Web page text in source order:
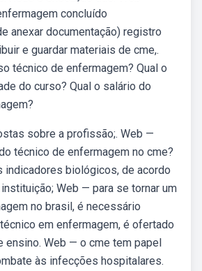
concluído
anexar documentação) registro
e guardar materiais de cme,.
técnico de enfermagem? Qual o
do curso? Qual o salário do
sobre a profissão;. Web —
técnico de enfermagem no cme?
indicadores biológicos, de acordo
Web — para se tornar um
no brasil, é necessário
em enfermagem, é ofertado
ensino. Web — o cme tem papel
às infecções hospitalares.